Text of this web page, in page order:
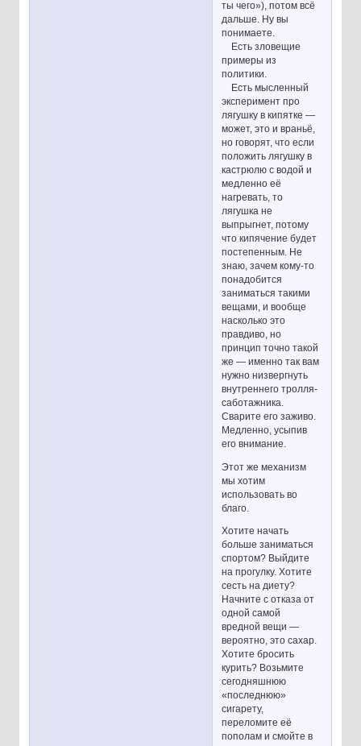
ты чего»), потом всё
дальше. Ну вы
понимаете.
Есть зловещие
примеры из
политики.
Есть мысленный
эксперимент про
лягушку в кипятке —
может, это и враньё,
но говорят, что если
положить лягушку в
кастрюлю с водой и
медленно её
нагревать, то
лягушка не
выпрыгнет, потому
что кипячение будет
постепенным. Не
знаю, зачем кому-то
понадобится
заниматься такими
вещами, и вообще
насколько это
правдиво, но
принцип точно такой
же — именно так вам
нужно низвергнуть
внутреннего тролля-
саботажника.
Сварите его заживо.
Медленно, усыпив
его внимание.
Этот же механизм
мы хотим
использовать во
благо.
Хотите начать
больше заниматься
спортом? Выйдите
на прогулку. Хотите
сесть на диету?
Начните с отказа от
одной самой
вредной вещи —
вероятно, это сахар.
Хотите бросить
курить? Возьмите
сегодняшнюю
«последнюю»
сигарету,
переломите её
пополам и смойте в